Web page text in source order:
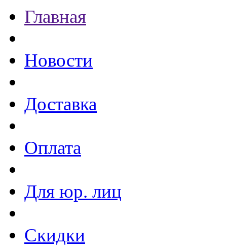
Главная
Новости
Доставка
Оплата
Для юр. лиц
Скидки